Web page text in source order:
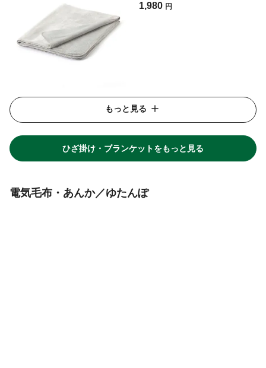
1,980 円
もっと見る
ひざ掛け・ブランケットをもっと見る
電気毛布・あんか／ゆたんぽ